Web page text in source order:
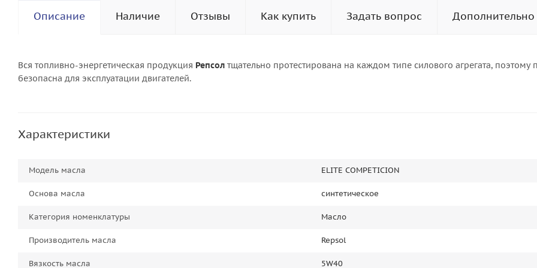
Описание Наличие Отзывы Как купить Задать вопрос Дополнительно
Вся топливно-энергетическая продукция Репсол тщательно протестирована на каждом типе силового агрегата, поэтому
безопасна для эксплуатации двигателей.
Характеристики
Модель масла ELITE COMPETICION
Основа масла синтетическое
Категория номенклатуры Масло
Производитель масла Repsol
Вязкость масла 5W40